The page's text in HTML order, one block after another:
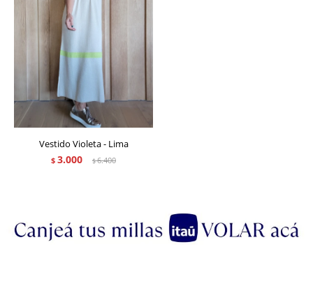
Vestido Violeta - Lima
$ 3.000 $6.400